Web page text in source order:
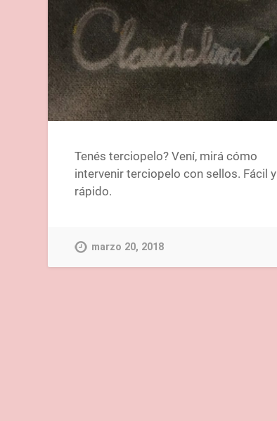
Tenés terciopelo? Vení, mirá cómo
intervenir terciopelo con sellos. Fácil y
rápido.
marzo 20, 2018